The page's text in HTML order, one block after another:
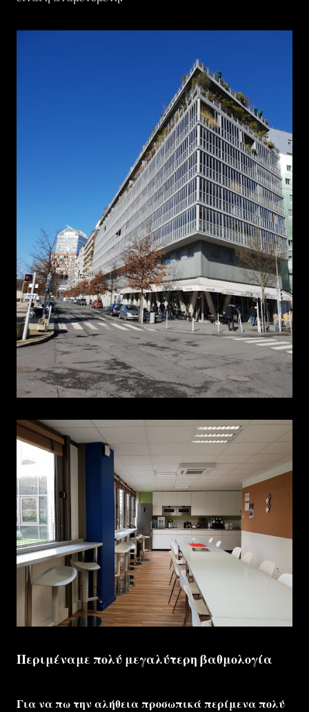
Περιμέναμε πολύ μεγαλύτερη βαθμολογία
Για να πω την αλήθεια προσωπικά περίμενα πολύ